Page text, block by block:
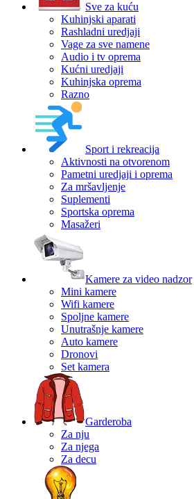
Sve za kuću
Kuhinjski aparati
Rashladni uredjaji
Vage za sve namene
Audio i tv oprema
Kućni uredjaji
Kuhinjska oprema
Razno
Sport i rekreacija
Aktivnosti na otvorenom
Pametni uredjaji i oprema
Za mršavljenje
Suplementi
Sportska oprema
Masažeri
Kamere za video nadzor
Mini kamere
Wifi kamere
Spoljne kamere
Unutrašnje kamere
Auto kamere
Dronovi
Set kamera
Garderoba
Za nju
Za njega
Za decu